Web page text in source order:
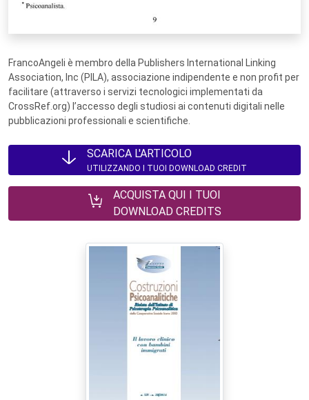
FrancoAngeli è membro della Publishers International Linking
Association, Inc (PILA), associazione indipendente e non profit per
facilitare (attraverso i servizi tecnologici implementati da
CrossRef.org) l’accesso degli studiosi ai contenuti digitali nelle
pubblicazioni professionali e scientifiche.
SCARICA L'ARTICOLO
UTILIZZANDO I TUOI DOWNLOAD CREDIT
ACQUISTA QUI I TUOI
DOWNLOAD CREDITS